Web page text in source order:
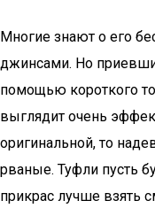
Многие знают о его
джинсами. Но
помощью короткого
выглядит очень
оригинальной, то
рваные. Туфли пусть
прикрас лучше взять